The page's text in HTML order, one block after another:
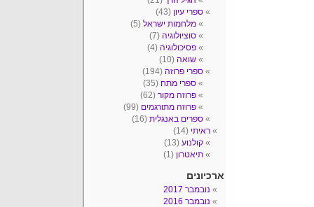
ספרי עיון (43)
מלחמות ישראל (5)
סוציולוגיה (7)
פסיכולוגיה (4)
שואה (10)
ספרי פרוזה (194)
ספרי מתח (35)
פרוזה מקור (62)
פרוזה מתורגמים (99)
ספרים באנגלית (16)
ראיתי (14)
קולנוע (13)
תיאטרון (1)
ארכיונים
נובמבר 2017
נובמבר 2016